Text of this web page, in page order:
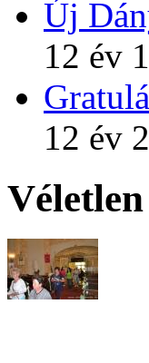
Új
12 év
12 év